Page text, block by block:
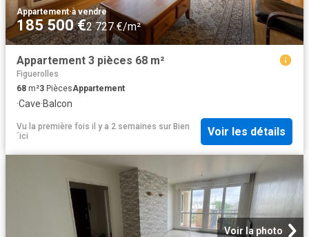
Appartement·à vendre
185 500 €2 727 €/m²
Appartement 3 pièces 68 m²
Figuerolles
68 m²3 PiècesAppartement
·Cave·Balcon
Vu la première fois il y a 2 semaines sur Bien
´ici
Voir les détails
Voir la photo